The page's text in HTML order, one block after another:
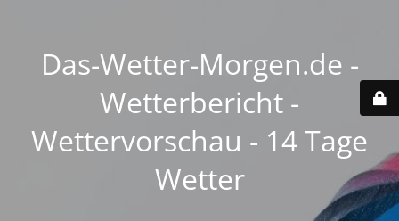
Das-Wetter-Morgen.de -
Wetterbericht -
Wettervorschau - 14 Tage
Wetter